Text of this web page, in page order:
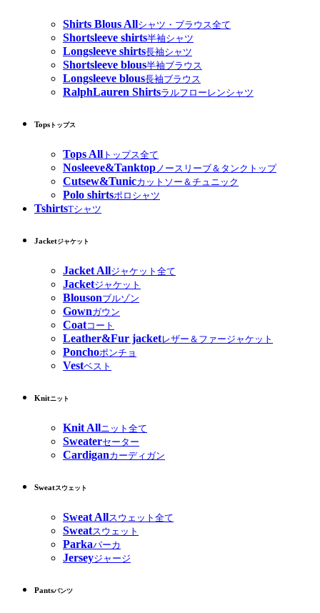
Shirts Blous Allシャツ・ブラウス全て
Shortsleeve shirts半袖シャツ
Longsleeve shirts長袖シャツ
Shortsleeve blous半袖ブラウス
Longsleeve blous長袖ブラウス
RalphLauren Shirtsラルフローレンシャツ
Tops トップス
Tops All トップス全て
Nosleeve&Tanktopノースリーブ＆タンクトップ
Cutsew&Tunicカットソー＆チュニック
Polo shirtsポロシャツ
TshirtsTシャツ
Jacketジャケット
Jacket Allジャケット全て
Jacketジャケット
Blousonブルゾン
Gownガウン
Coatコート
Leather&Fur jacketレザー＆ファージャケット
Ponchoポンチョ
Vestベスト
Knitニット
Knit Allニット全て
Sweaterセーター
Cardiganカーディガン
Sweatスウェット
Sweat Allスウェット全て
Sweatスウェット
Parkaパーカ
Jerseyジャージ
Pantsパンツ